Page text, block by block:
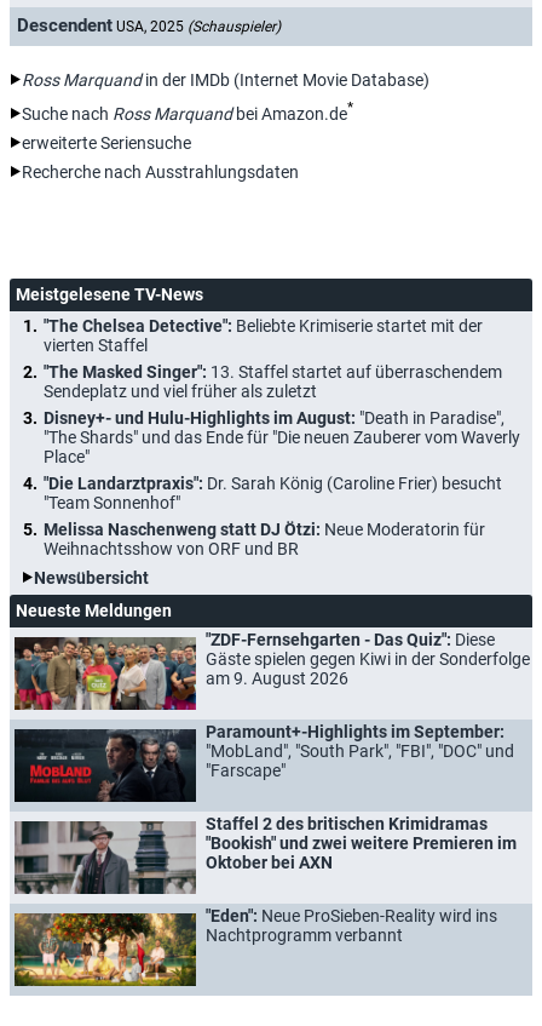
Descendent USA, 2025 (Schauspieler)
Ross Marquandin der IMDb (Internet Movie Database)
Suche nach Ross Marquandbei Amazon.de*
erweiterte Seriensuche
Recherche nach Ausstrahlungsdaten
Meistgelesene TV-News
"The Chelsea Detective": Beliebte Krimiserie startet mit der
vierten Staffel
"The Masked Singer": 13. Staffel startet auf überraschendem
Sendeplatz und viel früher als zuletzt
Disney+- und Hulu-Highlights im August: "Death in Paradise",
"The Shards" und das Ende für "Die neuen Zauberer vom Waverly
Place"
"Die Landarztpraxis": Dr. Sarah König (Caroline Frier) besucht
"Team Sonnenhof"
Melissa Naschenweng statt DJ Ötzi: Neue Moderatorin für
Weihnachtsshow von ORF und BR
Newsübersicht
Neueste Meldungen
"ZDF-Fernsehgarten - Das Quiz": Diese
Gäste spielen gegen Kiwi in der Sonderfolge
am 9. August 2026
Paramount+-Highlights im September:
"MobLand", "South Park", "FBI", "DOC" und
"Farscape"
Staffel 2 des britischen Krimidramas
"Bookish" und zwei weitere Premieren im
Oktober bei AXN
"Eden": Neue ProSieben-Reality wird ins
Nachtprogramm verbannt